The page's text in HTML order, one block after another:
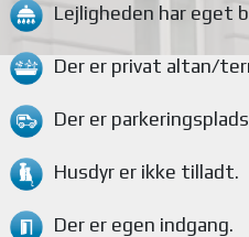
Lejligheden har eget
Der er privat altan/
Der er
Husdyr er ikke tilladt.
Der er egen indgang.